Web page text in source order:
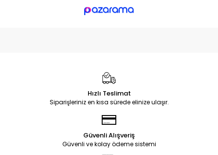
Hızlı Teslimat
Siparişleriniz en kısa sürede elinize ulaşır.
Güvenli Alışveriş
Güvenli ve kolay ödeme sistemi